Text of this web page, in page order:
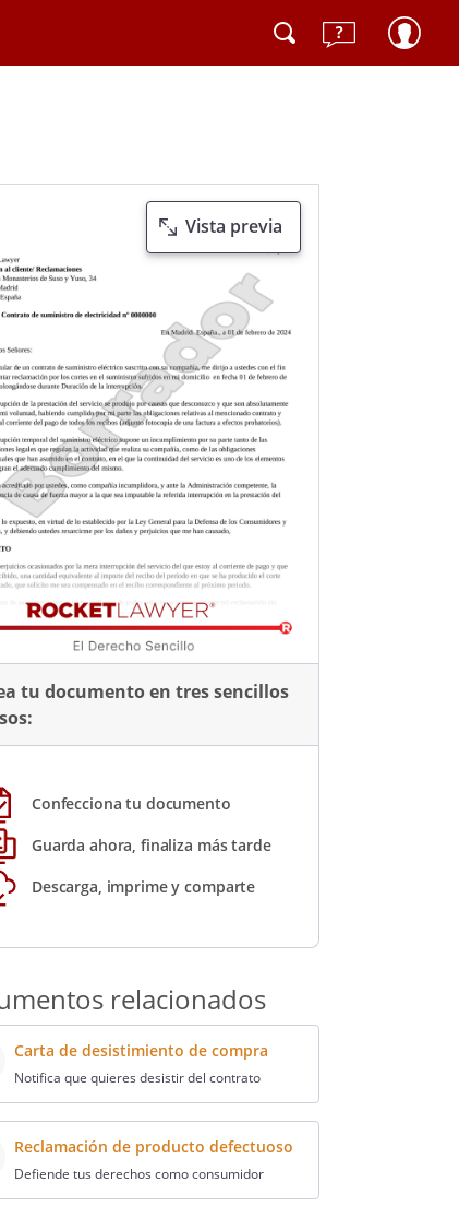
Vista previa
tu documento en tres sencillos
Confecciona tu documento
Guarda ahora, finaliza más tarde
Descarga, imprime y comparte
relacionados
Carta de desistimiento de compra
Notifica que quieres desistir del contrato
Reclamación de producto defectuoso
Defiende tus derechos como consumidor